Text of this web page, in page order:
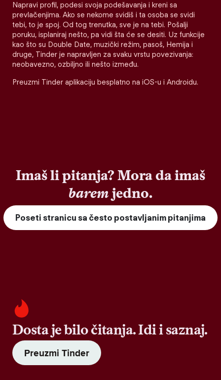
Napravi profil, podesi svoja podešavanja i kreni sa
prevlačenjima. Ako se nekome svidiš i ta osoba se svidi
tebi, to je spoj. Od tog trenutka, sve je na tebi. Pošalji
poruku, isplaniraj nešto, pa vidi šta će se desiti. Uz funkcije
kao što su Double Date, muzički režim, pasoš, Hemija i
druge, Tinder je napravljen za svaku vrstu povezivanja:
neobavezno, ozbiljno ili nešto između.
Preuzmi Tinder aplikaciju besplatno na iOS-u i Androidu.
Imaš li pitanja? Mora da imaš
baremjedno.
Poseti stranicu sa često postavljanim pitanjima
Dosta je bilo čitanja. Idi i saznaj.
Preuzmi Tinder